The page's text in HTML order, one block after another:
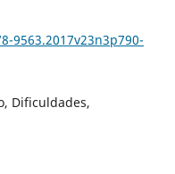
9563.2017v23n3p790-
Dificuldades,